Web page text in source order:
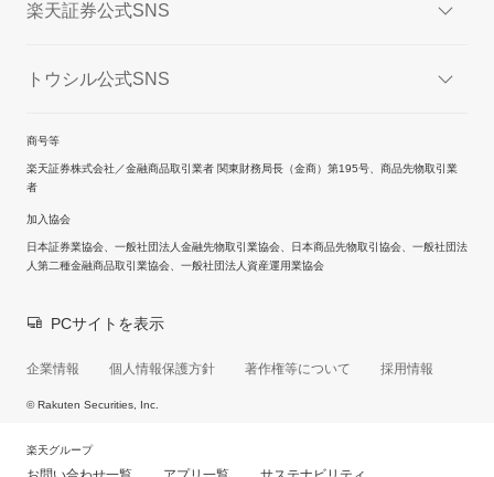
楽天証券公式SNS
トウシル公式SNS
商号等
楽天証券株式会社／金融商品取引業者 関東財務局長（金商）第195号、商品先物取引業
者
加入協会
日本証券業協会、一般社団法人金融先物取引業協会、日本商品先物取引協会、一般社団法
人第二種金融商品取引業協会、一般社団法人資産運用業協会
PCサイトを表示
企業情報 個人情報保護方針 著作権等について 採用情報
© Rakuten Securities, Inc.
楽天グループ